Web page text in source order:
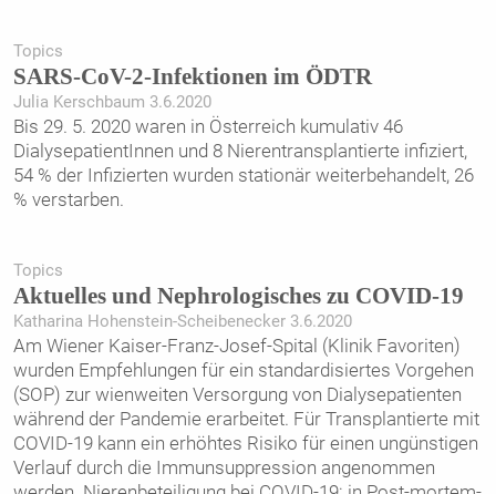
Topics
SARS-CoV-2-Infektionen im ÖDTR
Julia Kerschbaum 3.6.2020
Bis 29. 5. 2020 waren in Österreich kumulativ 46
DialysepatientInnen und 8 Nierentransplantierte infiziert,
54 % der Infizierten wurden stationär weiterbehandelt, 26
% verstarben.
Topics
Aktuelles und Nephrologisches zu COVID-19
Katharina Hohenstein-­Scheibenecker 3.6.2020
Am Wiener Kaiser-Franz-Josef-Spital (Klinik Favoriten)
wurden Empfehlungen für ein standardisiertes Vorgehen
(SOP) zur wienweiten Versorgung von Dialysepatienten
während der Pandemie erarbeitet. Für Transplantierte mit
COVID-19 kann ein erhöhtes Risiko für einen ungünstigen
Verlauf durch die Immunsuppression angenommen